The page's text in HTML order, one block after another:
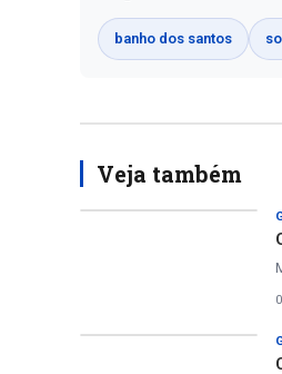
banho dos santos
Veja também